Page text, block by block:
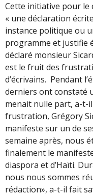
Cette initiative pour le
« une déclaration
instance politique ou
programme et justifie
déclaré monsieur
est le fruit des
d’écrivains. Pendant
derniers ont constaté
menait nulle part, a-t-
frustration, Grégory
manifeste sur un de
semaine après, nous
finalement le
diaspora et d’Haïti.
nous nous sommes
rédaction», a-t-il fait